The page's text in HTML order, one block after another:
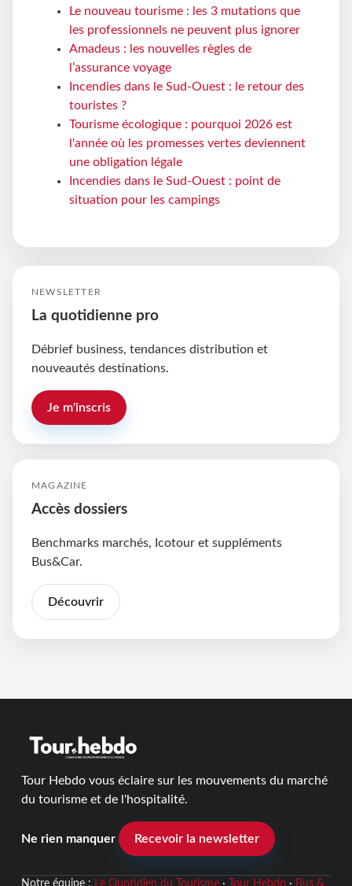
Le nouveau tourisme : les 3 mutations que
les professionnels ne peuvent plus ignorer
Amadeus : les nouvelles règles de
l’assurance voyage
Incendies dans le Sud-Ouest : le retour des
touristes ?
Tourisme écologique : pourquoi 2026 est
l'année où les promesses vertes deviennent
une obligation légale
Incendies dans le Sud-Ouest : point de
situation pour les campings
NEWSLETTER
La quotidienne pro
Débrief business, tendances distribution et
nouveautés destinations.
Je m'inscris
MAGAZINE
Accès dossiers
Benchmarks marchés, Icotour et suppléments
Bus&Car.
Découvrir
Tour Hebdo vous éclaire sur les mouvements du marché
du tourisme et de l'hospitalité.
Ne rien manquer Recevoir la newsletter
Notre équipe : Le Quotidien du Tourisme· Tour Hebdo· Bus &